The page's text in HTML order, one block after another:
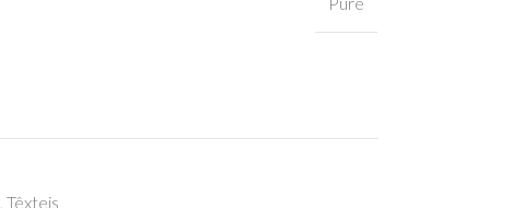
, Têxteis